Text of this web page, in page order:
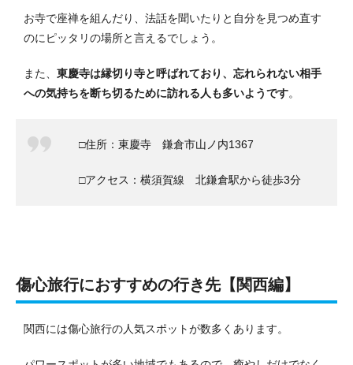
お寺で座禅を組んだり、法話を聞いたりと自分を見つめ直す
のにピッタリの場所と言えるでしょう。
また、 東慶寺は縁切り寺と呼ばれており、忘れられない相手
への気持ちを断ち切るために訪れる人も多いようです。
□住所：東慶寺 鎌倉市山ノ内1367
□アクセス：横須賀線 北鎌倉駅から徒歩3分
傷心旅行におすすめの行き先【関西編】
関西には傷心旅行の人気スポットが数多くあります。